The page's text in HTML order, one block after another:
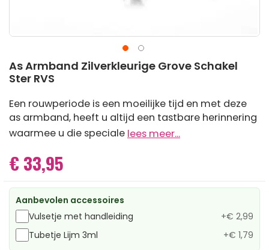
Ga
naar
het
van
de
afbeeldingen-
gallerij
As Armband Zilverkleurige Grove Schakel
Ster RVS
Een rouwperiode is een moeilijke tijd en met deze
as armband, heeft u altijd een tastbare herinnering
waarmee u die speciale lees meer...
€ 33,95
Aanbevolen accessoires
Vulsetje met handleiding
+€ 2,99
Tubetje Lijm 3ml
+€ 1,79